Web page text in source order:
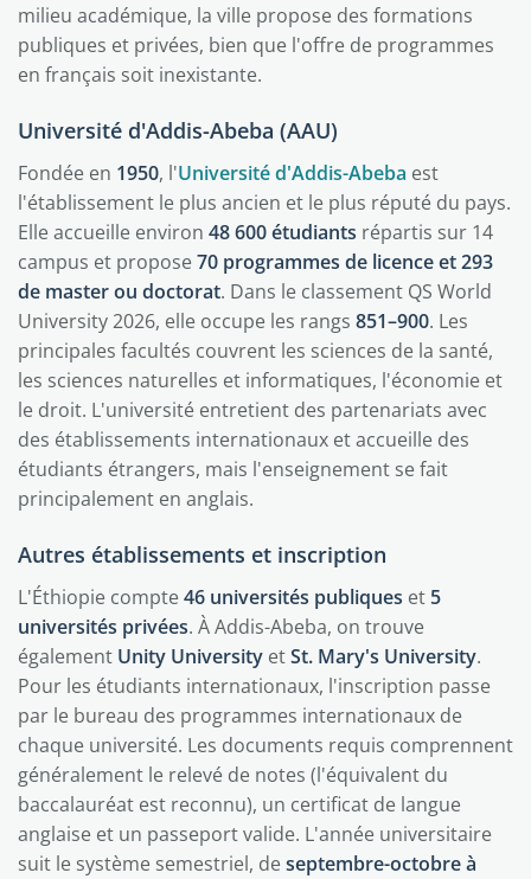
milieu académique, la ville propose des formations
publiques et privées, bien que l'offre de programmes
en français soit inexistante.
Université d'Addis-Abeba (AAU)
Fondée en 1950, l'Université d'Addis-Abeba est
l'établissement le plus ancien et le plus réputé du pays.
Elle accueille environ 48 600 étudiants répartis sur 14
campus et propose70 programmes de licence et 293
de master ou doctorat. Dans le classement QS World
University 2026, elle occupe les rangs 851–900. Les
principales facultés couvrent les sciences de la santé,
les sciences naturelles et informatiques, l'économie et
le droit. L'université entretient des partenariats avec
des établissements internationaux et accueille des
étudiants étrangers, mais l'enseignement se fait
principalement en anglais.
Autres établissements et inscription
L'Éthiopie compte46 universités publiques et 5
universités privées. À Addis-Abeba, on trouve
également Unity University etSt. Mary's University.
Pour les étudiants internationaux, l'inscription passe
par le bureau des programmes internationaux de
chaque université. Les documents requis comprennent
généralement le relevé de notes (l'équivalent du
baccalauréat est reconnu), un certificat de langue
anglaise et un passeport valide. L'année universitaire
suit le système semestriel, deseptembre-octobre à